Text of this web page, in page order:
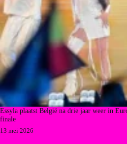
Essyla plaatst België na drie jaar weer in
finale
13 mei 2026